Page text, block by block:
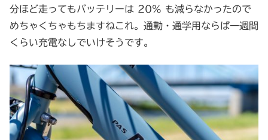
分ほど走ってもバッテリーは 20% も減らなかったので
めちゃくちゃもちますねこれ。通勤・通学用ならば一週間
くらい充電なしでいけそうです。